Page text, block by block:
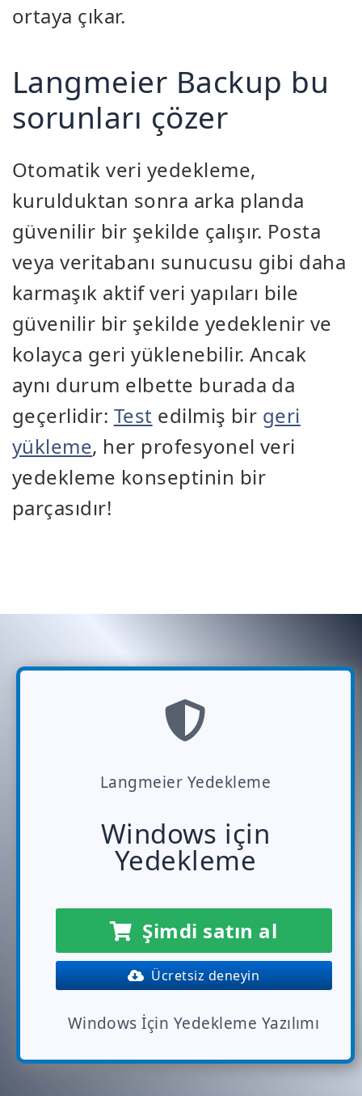
ortaya çıkar.
Langmeier Backup bu
sorunları çözer
Otomatik veri yedekleme,
kurulduktan sonra arka planda
güvenilir bir şekilde çalışır. Posta
veya veritabanı sunucusu gibi daha
karmaşık aktif veri yapıları bile
güvenilir bir şekilde yedeklenir ve
kolayca geri yüklenebilir. Ancak
aynı durum elbette burada da
geçerlidir: Test edilmiş bir geri
yükleme, her profesyonel veri
yedekleme konseptinin bir
parçasıdır!
Langmeier Yedekleme
Windows için
Yedekleme
Şimdi satın al
Ücretsiz deneyin
Windows İçin Yedekleme Yazılımı